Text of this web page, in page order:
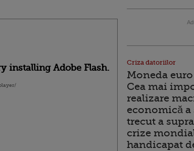
installing Adobe Flash. Criza datoriilor
Moneda
Cea mai
realizare
economică
trecut a
crize
handicapat